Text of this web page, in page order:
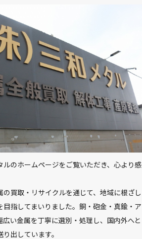
ルのホームページをご覧いただき、心より感
買取・リサイクルを通じて、地域に根ざし
指してまいりました。銅・砲金・真鍮・ア
い金属を丁寧に選別・処理し、国内外へと
出しています。